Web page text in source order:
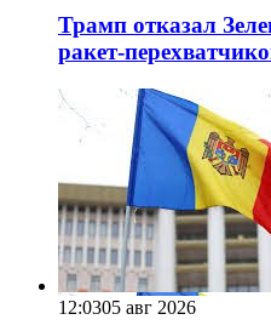
Трамп отказал
ракет-
12:0305 авг 2026